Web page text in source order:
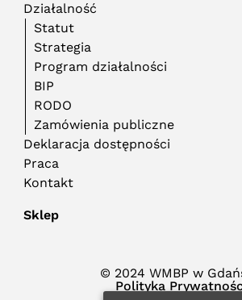
Działalność
Statut
Strategia
Program działalności
BIP
RODO
Zamówienia publiczne
Deklaracja dostępności
Praca
Kontakt
Sklep
© 2024 WMBP w
Polityka